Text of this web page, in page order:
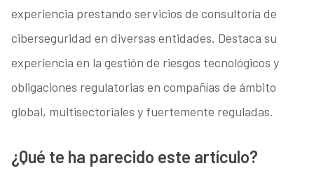
experiencia prestando servicios de consultoría de
ciberseguridad en diversas entidades. Destaca su
experiencia en la gestión de riesgos tecnológicos y
obligaciones regulatorias en compañías de ámbito
global, multisectoriales y fuertemente reguladas.
¿Qué te ha parecido este artículo?